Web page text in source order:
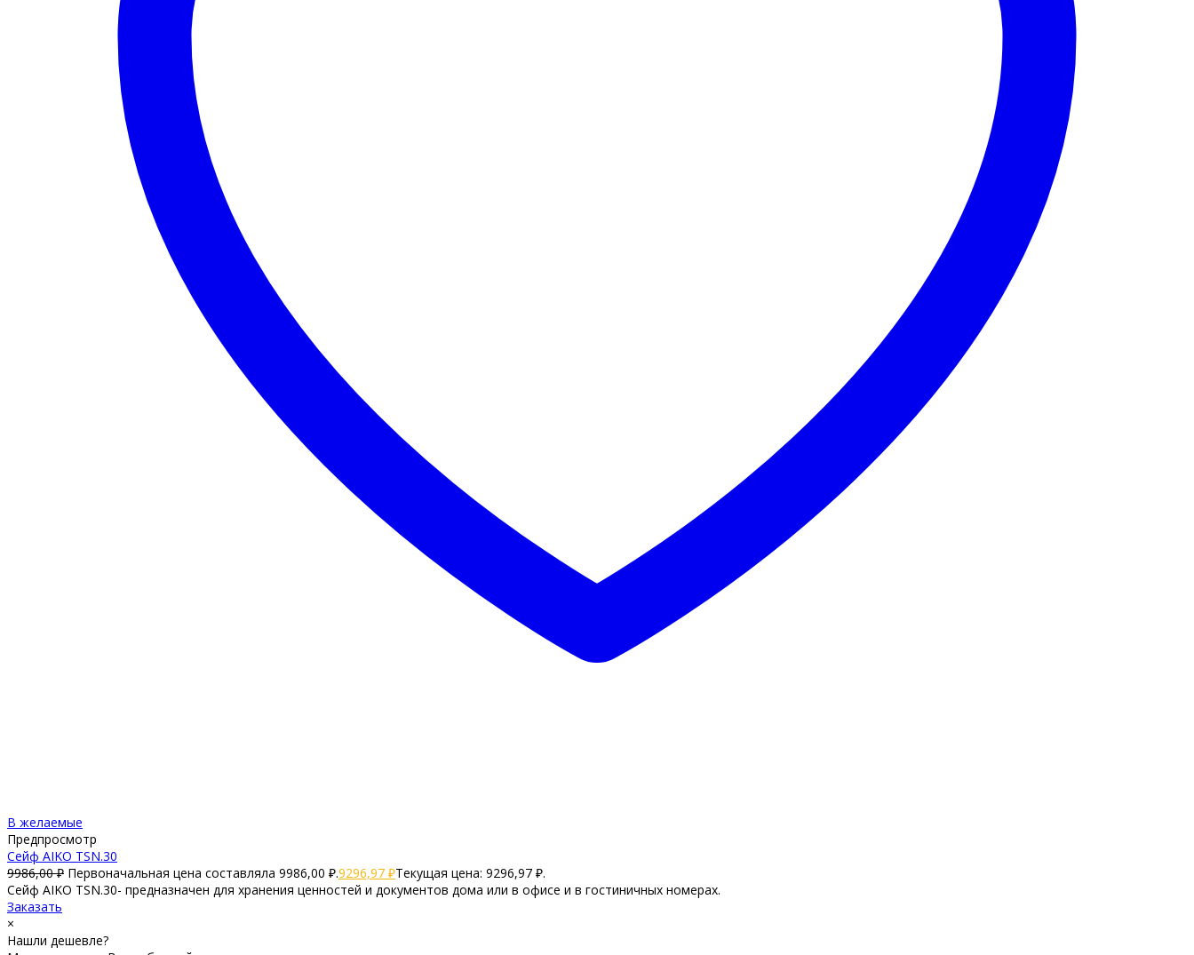
В желаемые
Предпросмотр
Сейф AIKO TSN.30
9986,00₽ Первоначальная цена составляла 9986,00 ₽.9296,97 ₽Текущая цена: 9296,97 ₽.
Сейф AIKO TSN.30- предназначен для хранения ценностей и документов дома или в офисе и в гостиничных номерах.
Заказать
×
Нашли дешевле?